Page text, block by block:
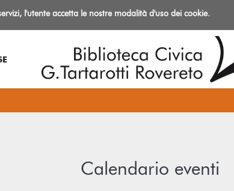
Calendario eventi
l'utente accetta le nostre modalità d'uso dei cookie.